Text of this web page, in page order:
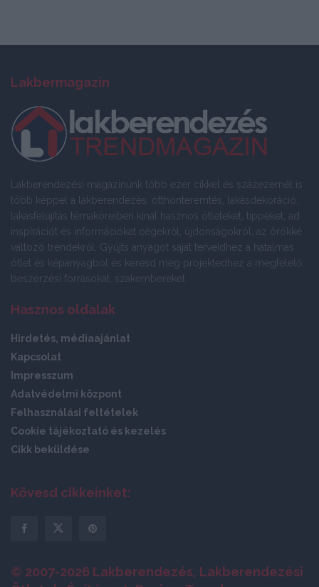
Lakbermagazin
Lakberendezési magazinunk több ezer cikkel és százezernél is
több képpel a lakberendezés, otthonteremtés, lakásdekoráció,
lakásfelújítás témaköreiben kínál hasznos ötleteket, tippeket, ad
inspirációt és információkat cégekről, újdonságokról, az örökké
változó trendekről. Gyűjts anyagot saját terveidhez a hatalmas
ötlet és képanyagból és keresd meg projektedhez a megfelelő
beszerzési forrásokat, szakembereket.
Hasznos oldalak
Hirdetés, médiaajánlat
Kapcsolat
Impresszum
Adatvédelmi központ
Felhasználási feltételek
Cookie tájékoztató és kezelés
Cikk beküldése
Kövesd cikkeinket:
© 2007-2026 Lakberendezés, Lakberendezési